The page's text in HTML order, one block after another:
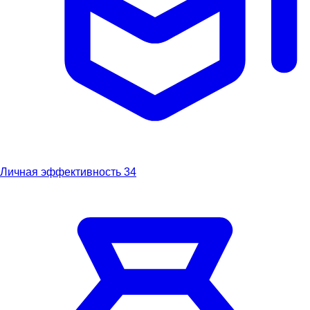
Личная эффективность 34